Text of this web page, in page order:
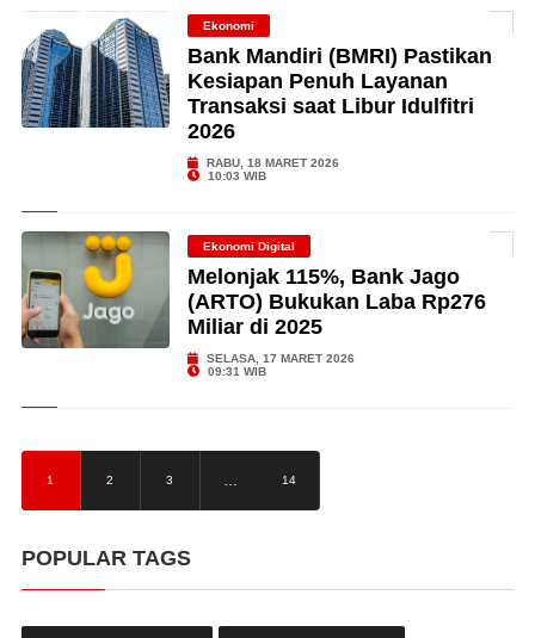
Ekonomi
Bank Mandiri (BMRI) Pastikan
Kesiapan Penuh Layanan
Transaksi saat Libur Idulfitri
2026
RABU, 18 MARET 2026
10:03 WIB
Ekonomi Digital
Melonjak 115%, Bank Jago
(ARTO) Bukukan Laba Rp276
Miliar di 2025
SELASA, 17 MARET 2026
09:31 WIB
1 2 3 14
POPULAR TAGS